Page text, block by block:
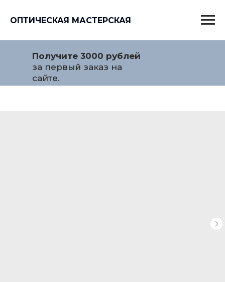
ОПТИЧЕСКАЯ МАСТЕРСКАЯ
Получите 3000 рублей
за первый заказ на
сайте.